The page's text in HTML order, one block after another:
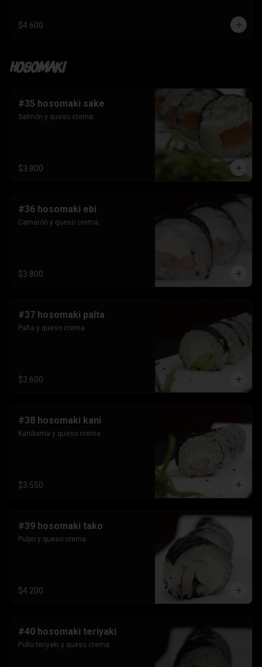
$4.600
Hosomaki
#35 hosomaki sake
Salmón y queso crema.
$3.800
#36 hosomaki ebi
Camarón y queso crema.
$3.800
#37 hosomaki palta
Palta y queso crema.
$3.600
#38 hosomaki kani
Kanikama y queso crema.
$3.550
#39 hosomaki tako
Pulpo y queso crema.
$4.200
#40 hosomaki teriyaki
Pollo teriyaki y queso crema.